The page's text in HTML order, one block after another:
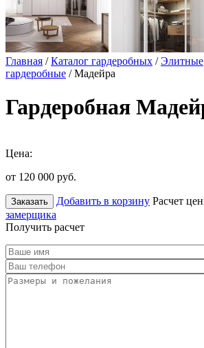
Главная /Каталог гардеробных /Элитные
гардеробные / Мадейра
Гардеробная
Цена:
от 120 000 руб.
Заказать Добавить в корзину Расчет
замерщика
Получить расчет